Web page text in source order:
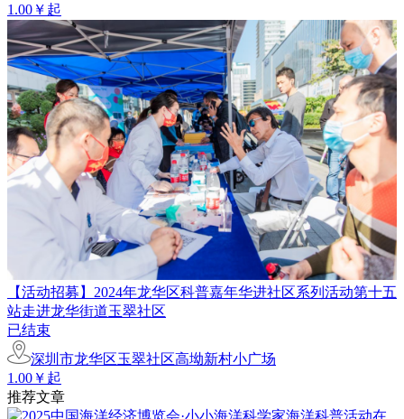
1.00￥起
【活动招募】2024年龙华区科普嘉年华进社区系列活动第十五
站走进龙华街道玉翠社区
已结束
深圳市龙华区玉翠社区高坳新村小广场
1.00￥起
推荐文章